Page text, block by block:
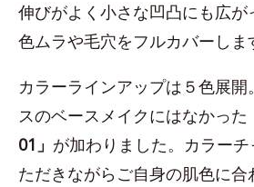
伸びがよく小さな凹凸にも広が
色ムラや毛穴をフルカバーしま
カラーラインアップは５色展
スのベースメイクにはなかった
01」 が加わりました。カラー
ただきながらご自身の肌色に